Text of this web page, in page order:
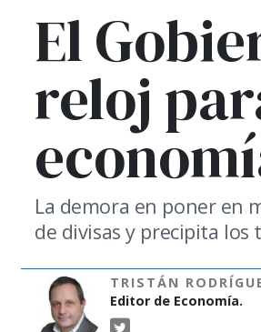
El
reloj
La demora en poner en
de divisas y precipita los
TRISTÁN
Editor de Economía.